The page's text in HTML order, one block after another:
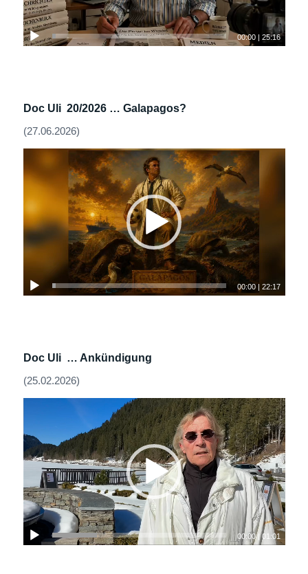
00:00 |25:16
Doc Uli 20/2026 … Galapagos?
(27.06.2026)
00:00|22:17
Doc Uli … Ankündigung
(25.02.2026)
00:00|01:01